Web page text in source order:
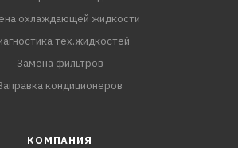
охлаждающей жидкости
тех.жидкостей
Замена фильтров
кондиционеров
КОМПАНИЯ